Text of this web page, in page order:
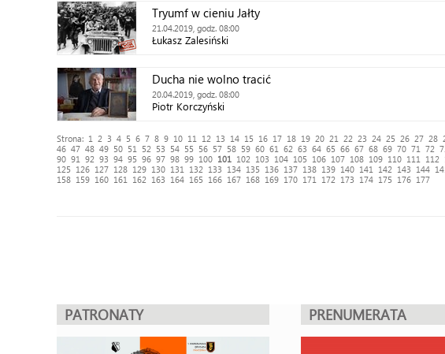
Tryumf w cieniu Jałty
21.04.2019, godz. 08:00
Łukasz Zalesiński
Ducha nie wolno tracić
20.04.2019, godz. 08:00
Piotr Korczyński
Strona: 1 2 3 4 5 6 7 8 9 10 11 12 13 14 15 16 17 18 19 20 21 22 23 24 25 26 27 28
46 47 48 49 50 51 52 53 54 55 56 57 58 59 60 61 62 63 64 65 66 67 68 69 70 71 72
90 91 92 93 94 95 96 97 98 99 100 101 102 103 104 105 106 107 108 109 110 111 112
125
126 127 128 129 130 131 132 133 134 135 136 137 138 139 140 141 142 143 144
158 159 160 161 162 163 164 165 166 167 168 169 170 171 172 173 174 175 176 177
PATRONATY PRENUMERATA